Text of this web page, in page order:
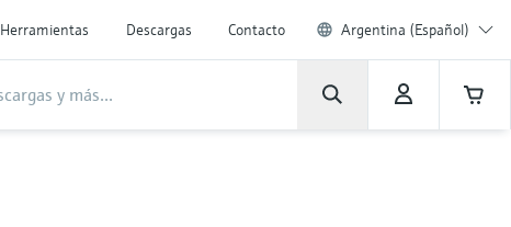
Herramientas Descargas Contacto Argentina (Español)